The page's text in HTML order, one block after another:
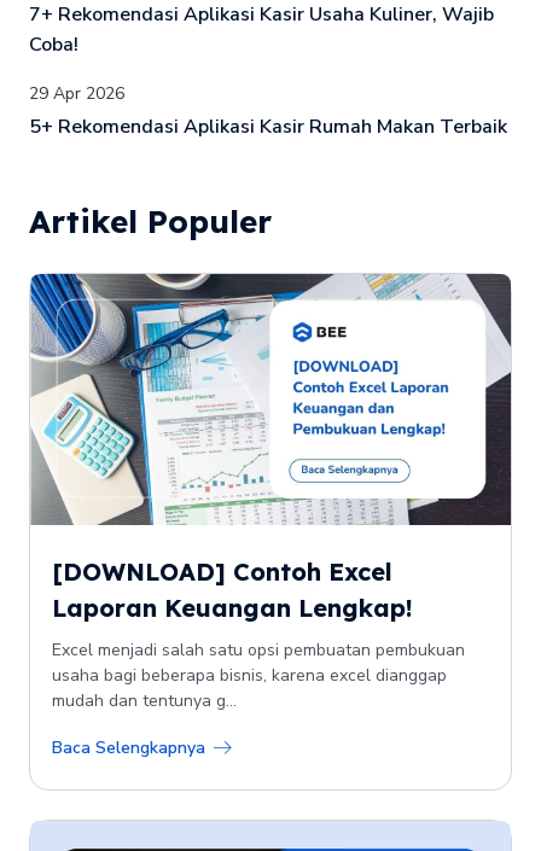
7+ Rekomendasi Aplikasi Kasir Usaha Kuliner, Wajib
Coba!
29 Apr 2026
5+ Rekomendasi Aplikasi Kasir Rumah Makan Terbaik
Artikel Populer
[DOWNLOAD] Contoh Excel
Laporan Keuangan Lengkap!
Excel menjadi salah satu opsi pembuatan pembukuan
usaha bagi beberapa bisnis, karena excel dianggap
mudah dan tentunya g...
Baca Selengkapnya